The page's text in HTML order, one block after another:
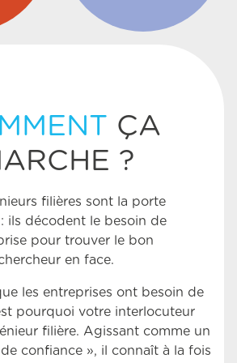
ÇA
?
filières sont la porte
: ils décodent le besoin de
pour trouver le bon
en face.
les entreprises ont besoin de
pourquoi votre interlocuteur
filière. Agissant comme un
confiance », il connaît à la fois